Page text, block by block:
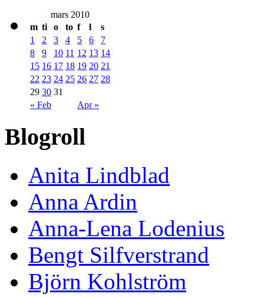
mars 2010
m ti o to f l s
« Feb Apr »
1 2 3 4 5 6
7
8
9 10 11 12 13 14
15 16 17 18 19 20 21
22 23 24 25 26 27 28
29 30 31
Blogroll
Anita Lindblad
Anna Ardin
Anna-Lena Lodenius
Bengt Silfverstrand
Björn Kohlström